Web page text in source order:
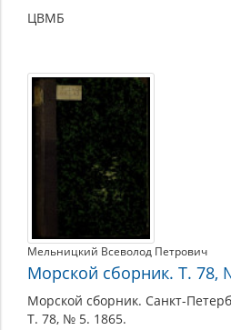
ЦВМБ
Мельницкий Всеволод Петрович
Морской сборник. Т. 78,
Морской сборник. Санкт-
Т. 78, № 5. 1865.